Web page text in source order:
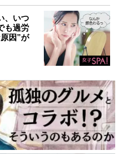
、いつ
も過労
因”が